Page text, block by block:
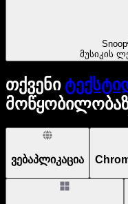
Snoop
მუსიკის
თქვენი
ვებაპლიკაცია